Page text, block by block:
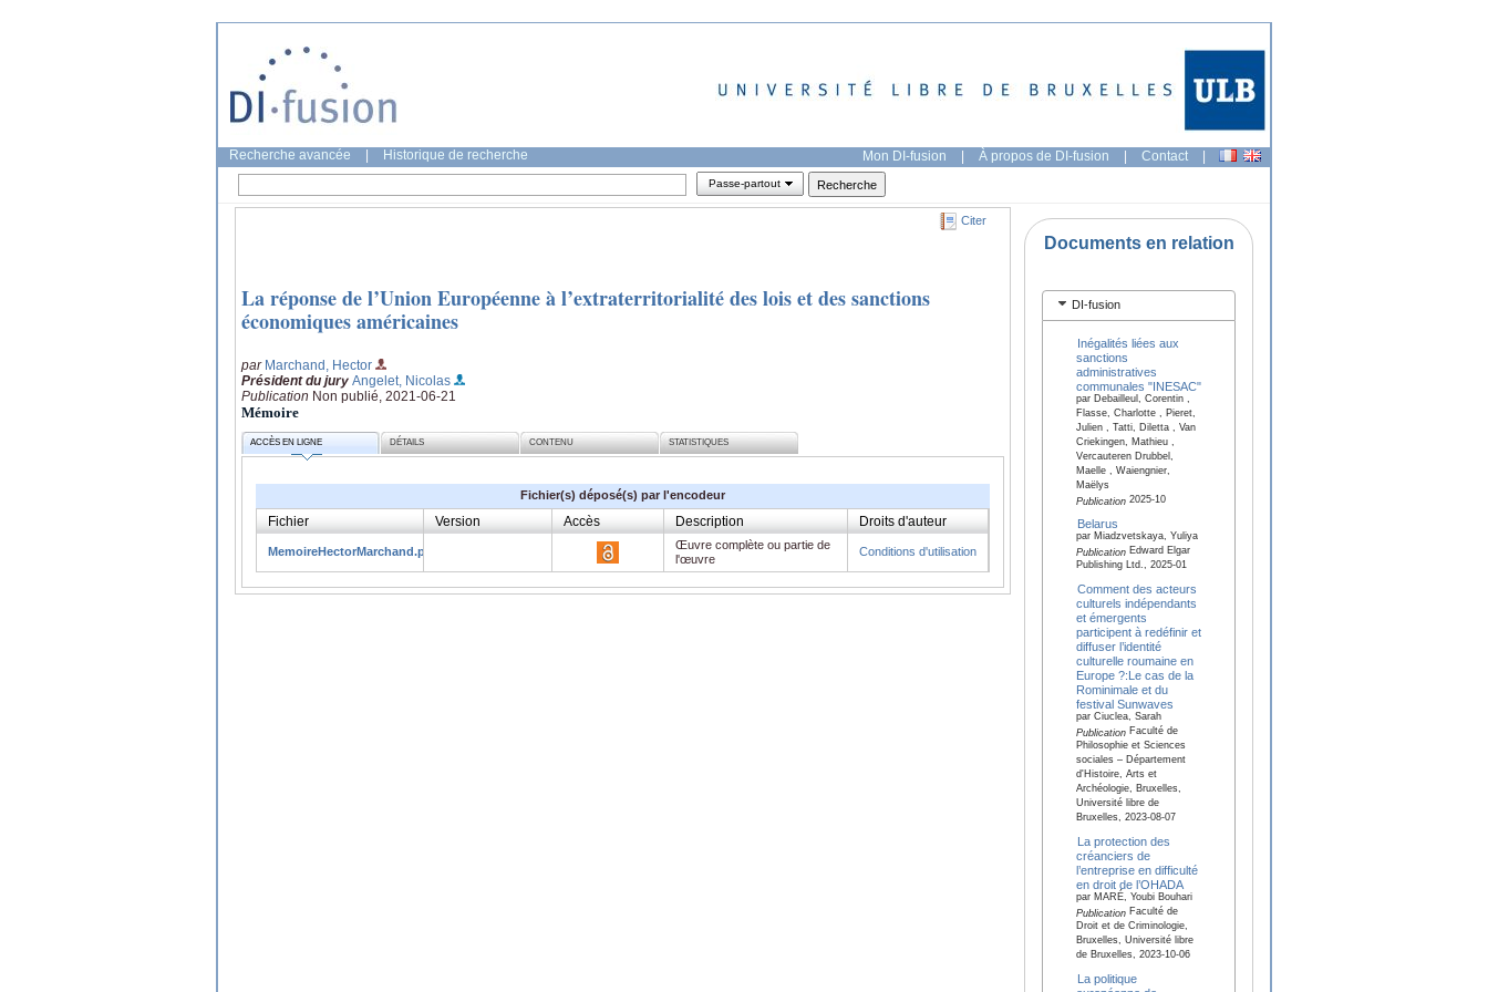
Recherche avancée Historique de recherche Mon DI-fusion | À propos de DI-fusion | Contact |
Passe-partout
Citer
La réponse de l’Union Européenne à l’extraterritorialité des lois et des sanctions
économiques américaines
par Marchand, Hector
Président du jury Angelet, Nicolas
Publication Non publié, 2021-06-21
Mémoire
ACCÈS EN LIGNE DÉTAILS CONTENU STATISTIQUES
Fichier(s) déposé(s) par l'encodeur
Fichier Version Accès Description Droits d'auteur
MemoireHectorMarchand.pdf
Œuvre complète ou partie de
l'œuvre
Conditions d'utilisation
Documents en relation
DI-fusion
Inégalités liées aux
sanctions
administratives
communales "INESAC"
par Debailleul, Corentin ,
Flasse, Charlotte , Pieret,
Julien , Tatti, Diletta , Van
Criekingen, Mathieu ,
Vercauteren Drubbel,
Maelle , Waiengnier,
Maëlys
Publication2025-10
Belarus
par Miadzvetskaya, Yuliya
PublicationEdward Elgar
Publishing Ltd., 2025-01
Comment des acteurs
culturels indépendants
et émergents
participent à redéfinir et
diffuser l’identité
culturelle roumaine en
Europe ?:Le cas de la
Rominimale et du
festival Sunwaves
par Ciuclea, Sarah
PublicationFaculté de
Philosophie et Sciences
sociales – Département
d'Histoire, Arts et
Archéologie, Bruxelles,
Université libre de
Bruxelles, 2023-08-07
La protection des
créanciers de
l’entreprise en difficulté
en droit de l’OHADA
par MARÉ, Youbi Bouhari
PublicationFaculté de
Droit et de Criminologie,
Bruxelles, Université libre
de Bruxelles, 2023-10-06
La politique